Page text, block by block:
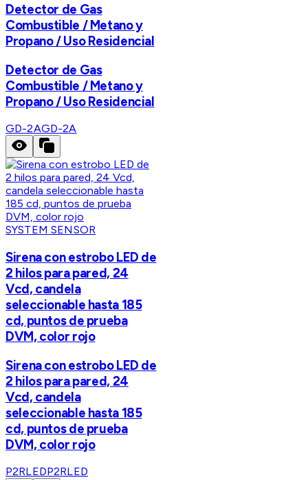
Detector de Gas
Combustible / Metano y
Propano / Uso Residencial
Detector de Gas
Combustible / Metano y
Propano / Uso Residencial
GD-2AGD-2A
SYSTEM SENSOR
Sirena con estrobo LED de
2 hilos para pared, 24
Vcd, candela
seleccionable hasta 185
cd, puntos de prueba
DVM, color rojo
Sirena con estrobo LED de
2 hilos para pared, 24
Vcd, candela
seleccionable hasta 185
cd, puntos de prueba
DVM, color rojo
P2RLEDP2RLED